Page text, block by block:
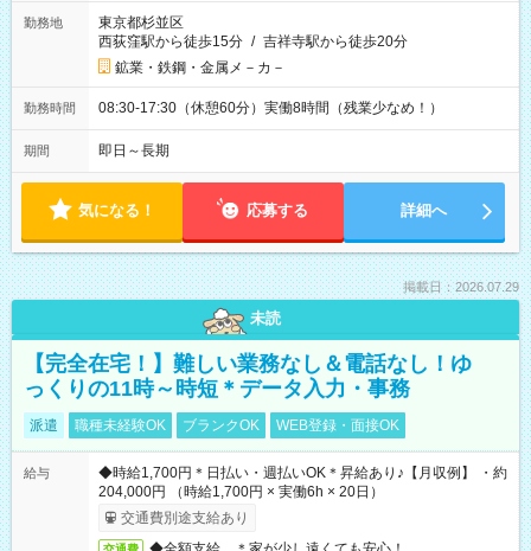
勤務地
東京都杉並区
西荻窪駅から徒歩15分 / 吉祥寺駅から徒歩20分
鉱業・鉄鋼・金属メ－カ－
勤務時間 08:30-17:30（休憩60分）実働8時間（残業少なめ！）
期間 即日～長期
気になる！ 応募する 詳細へ
掲載日：2026.07.29
未読
【完全在宅！】難しい業務なし＆電話なし！ゆ
っくりの11時～時短＊データ入力・事務
派遣 職種未経験OK ブランクOK WEB登録・面接OK
給与
◆時給1,700円＊日払い・週払いOK＊昇給あり♪【月収例】 ・約
204,000円 （時給1,700円 × 実働6h × 20日）
交通費別途支給あり